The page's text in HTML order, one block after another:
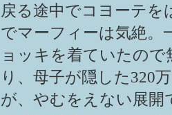
戻る途中でコヨーテを
でマーフィーは気絶。
ョッキを着ていたの
り、母子が隠した320
が、やむをえない展